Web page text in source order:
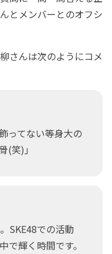
とメンバーとのオフシ
さんは次のようにコメ
ってない等身大の
(笑)」
SKE48での活動
で輝く時間です。